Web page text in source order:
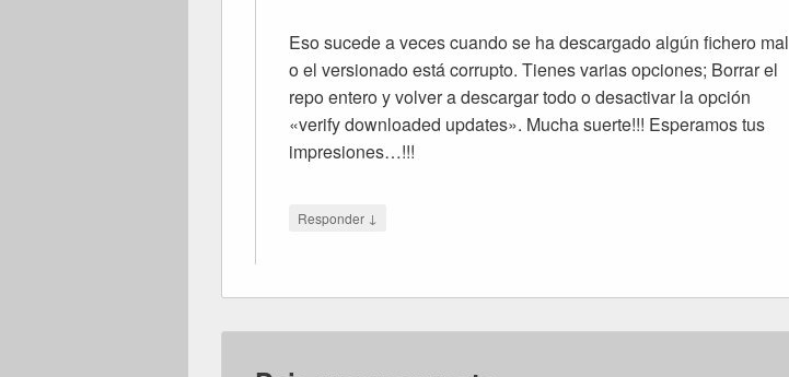
Eso sucede a veces cuando se ha descargado algún fichero mal
o el versionado está corrupto. Tienes varias opciones; Borrar el
repo entero y volver a descargar todo o desactivar la opción
«verify downloaded updates». Mucha suerte!!! Esperamos tus
impresiones…!!!
Responder ↓